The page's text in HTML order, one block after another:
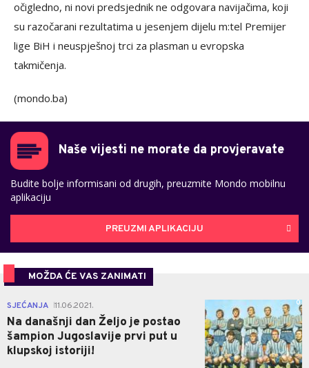
očigledno, ni novi predsjednik ne odgovara navijačima, koji
su razočarani rezultatima u jesenjem dijelu m:tel Premijer
lige BiH i neuspješnoj trci za plasman u evropska
takmičenja.
(mondo.ba)
Naše vijesti ne morate da provjeravate
Budite bolje informisani od drugih, preuzmite Mondo mobilnu
aplikaciju
PREUZMI APLIKACIJU
MOŽDA ĆE VAS ZANIMATI
SJEĆANJA 11.06.2021.
Na današnji dan Željo je postao
šampion Jugoslavije prvi put u
klupskoj istoriji!
0